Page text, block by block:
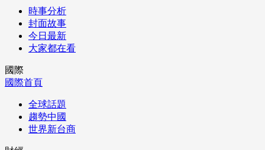
時事分析
封面故事
今日最新
大家都在看
國際
國際首頁
全球話題
趨勢中國
世界新台商